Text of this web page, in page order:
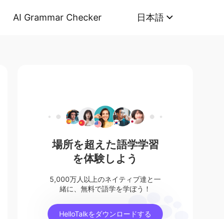
AI Grammar Checker 日本語
場所を超えた語学学習
を体験しよう
5,000万人以上のネイティブ達と一
緒に、無料で語学を学ぼう！
HelloTalkをダウンロードする